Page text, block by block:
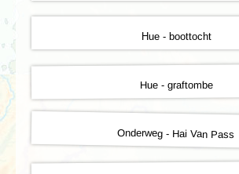
Hue - boottocht
Hue - graftombe
Onderweg - Hai Van Pass